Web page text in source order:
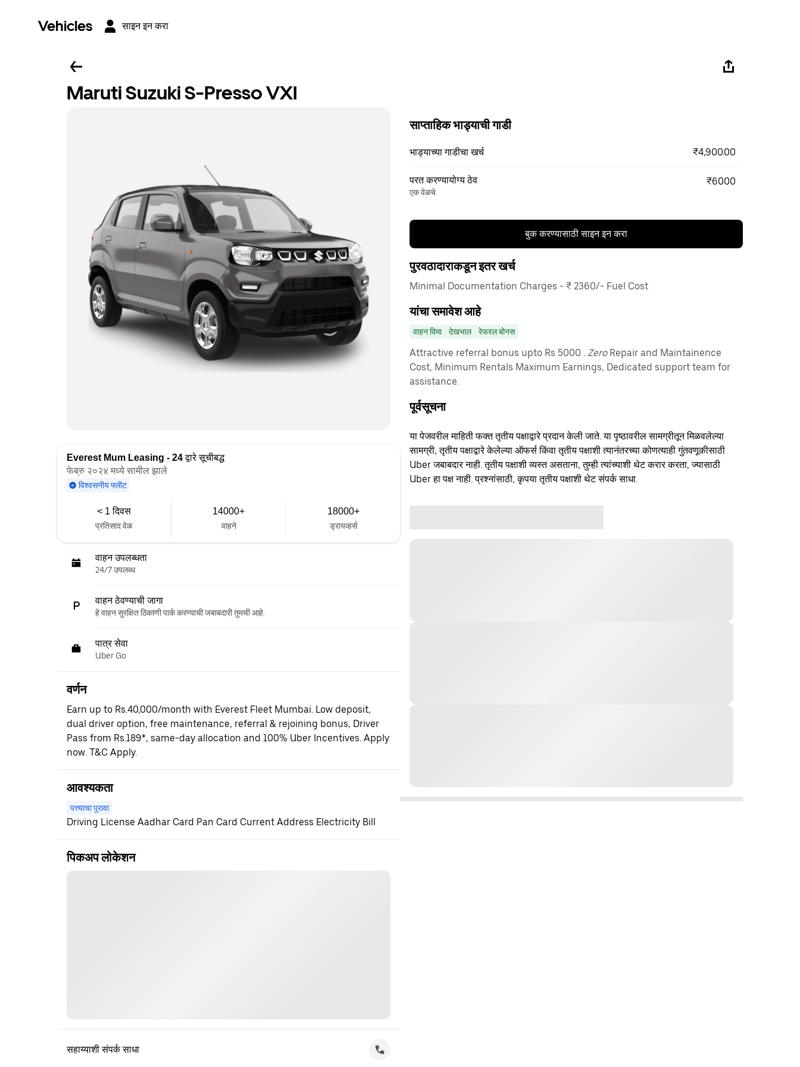
Vehicles साइन इन करा
Maruti Suzuki S-Presso VXI
Everest Mum Leasing - 24द्वारे सूचीबद्ध
फेब्रु २०२४ मध्ये सामील झाले
विश्वसनीय फ्लीट
< 1 दिवस
प्रतिसाद वेळ
14000+
वाहने
18000+
ड्रायव्हर्स
वाहन उपलब्धता
24/7 उपलब्ध
वाहन ठेवण्याची जागा
हे वाहन सुरक्षित ठिकाणी पार्क करण्याची जबाबदारी तुमची आहे.
पात्र सेवा
Uber Go
वर्णन
Earn up to Rs.40,000/month with Everest Fleet Mumbai. Low deposit,
dual driver option, free maintenance, referral & rejoining bonus, Driver
Pass from Rs.189*, same-day allocation and 100% Uber Incentives. Apply
now. T&C Apply.
आवश्यकता
पत्त्याचा पुरावा
Driving License Aadhar Card Pan Card Current Address Electricity Bill
पिकअप लोकेशन
सहाय्याशी संपर्क साधा
साप्ताहिक भाड्याची गाडी
भाड्याच्या गाडीचा खर्च ₹4,900.00
परत करण्यायोग्य ठेव
एक वेळचे
₹6000
बुक करण्यासाठी साइन इन करा
पुरवठादाराकडून इतर खर्च
Minimal Documentation Charges - ₹ 2360/- Fuel Cost
यांचा समावेश आहे
वाहन विमा देखभाल रेफरल बोनस
Attractive referral bonus upto Rs 5000 . ZeroRepair and Maintainence
Cost, Minimum Rentals Maximum Earnings, Dedicated support team for
assistance.
पूर्वसूचना
या पेजवरील माहिती फक्त तृतीय पक्षाद्वारे प्रदान केली जाते. या पृष्ठावरील सामग्रीतून मिळवलेल्या
सामग्री, तृतीय पक्षाद्वारे केलेल्या ऑफर्स किंवा तृतीय पक्षाशी त्यानंतरच्या कोणत्याही गुंतवणूकीसाठी
Uber जबाबदार नाही. तृतीय पक्षाशी व्यस्त असताना, तुम्ही त्यांच्याशी थेट करार करता, ज्यासाठी
Uber हा पक्ष नाही. प्रश्नांसाठी, कृपया तृतीय पक्षाशी थेट संपर्क साधा.